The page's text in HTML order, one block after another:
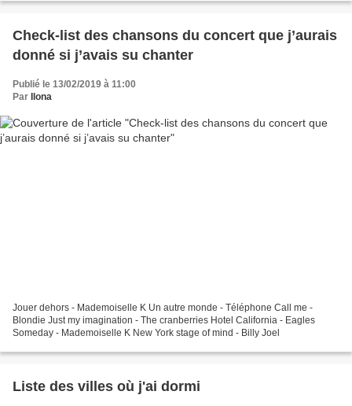
Check-list des chansons du concert que j’aurais
donné si j’avais su chanter
Publié le 13/02/2019 à 11:00
Par
Ilona
Jouer dehors - Mademoiselle K Un autre monde - Téléphone Call me -
Blondie Just my imagination - The cranberries Hotel California - Eagles
Someday - Mademoiselle K New York stage of mind - Billy Joel
Liste des villes où j'ai dormi